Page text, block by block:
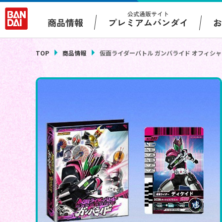
商品情報
公式通販サイト
プレミアムバンダイ
TOP 商品情報 仮面ライダーバトル ガンバライド オフィシ